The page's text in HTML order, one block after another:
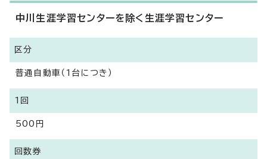
中川生涯学習センターを除く生涯学習センター
区分
普通自動車（1台につき）
1回
500円
回数券